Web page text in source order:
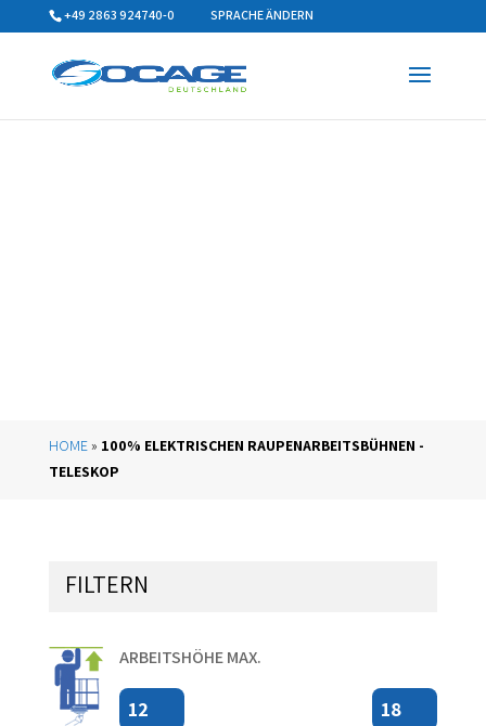
+49 2863 924740-0 SPRACHE ÄNDERN
HOME» 100% ELEKTRISCHEN RAUPENARBEITSBÜHNEN -
TELESKOP
FILTERN
ARBEITSHÖHE MAX.